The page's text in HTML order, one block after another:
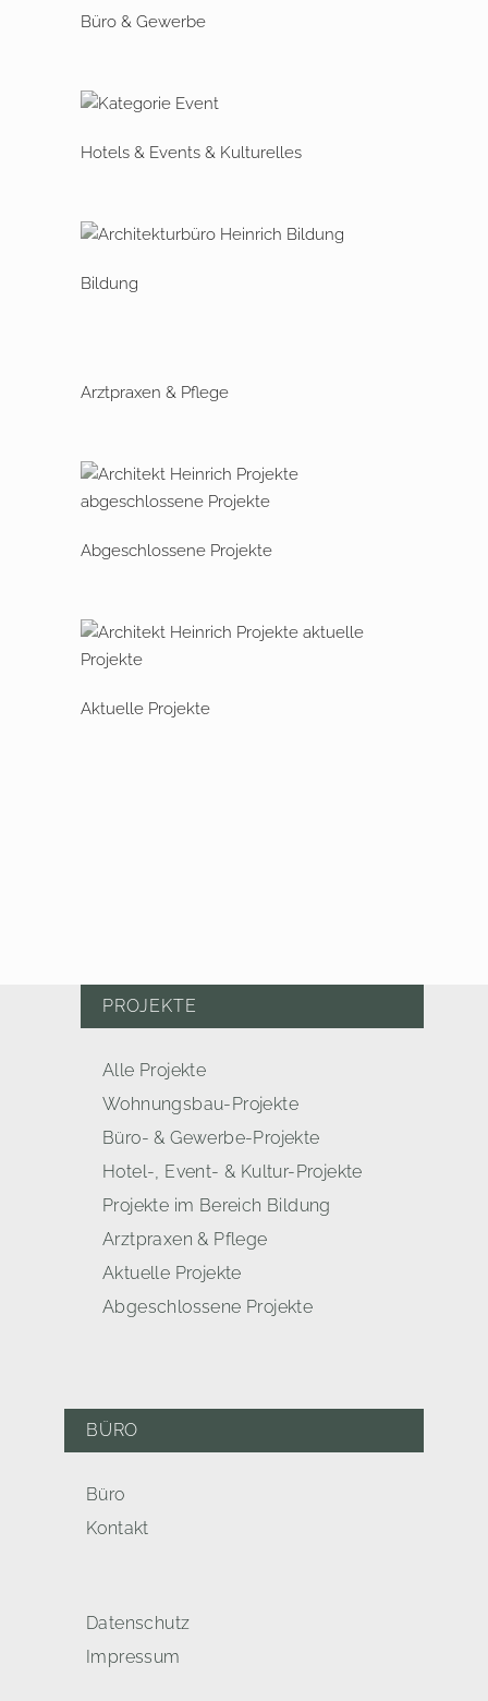
Büro & Gewerbe
Hotels & Events & Kulturelles
Bildung
Arztpraxen & Pflege
Abgeschlossene Projekte
Aktuelle Projekte
PROJEKTE
Alle Projekte
Wohnungsbau-Projekte
Büro- & Gewerbe-Projekte
Hotel-, Event- & Kultur-Projekte
Projekte im Bereich Bildung
Arztpraxen & Pflege
Aktuelle Projekte
Abgeschlossene Projekte
BÜRO
Büro
Kontakt
Datenschutz
Impressum